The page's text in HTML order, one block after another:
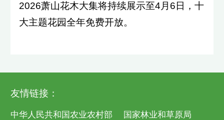
2026萧山花木大集将持续展示至4月6日，十
大主题花园全年免费开放。
友情链接：
中华人民共和国农业农村部
国家林业和草原局